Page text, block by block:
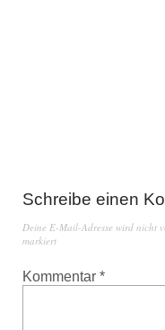
Schreibe einen
Deine E-Mail-Adresse wird nicht
markiert
Kommentar *